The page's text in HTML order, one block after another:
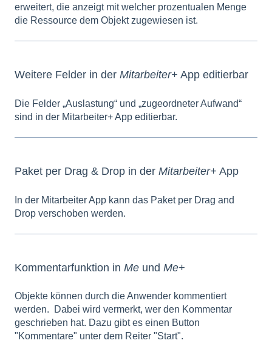
erweitert, die anzeigt mit welcher prozentualen Menge
die Ressource dem Objekt zugewiesen ist.
Weitere Felder in der Mitarbeiter+ App editierbar
Die Felder „Auslastung“ und „zugeordneter Aufwand“
sind in der Mitarbeiter+ App editierbar.
Paket per Drag & Drop in der Mitarbeiter+ App
In der Mitarbeiter App kann das Paket per Drag and
Drop verschoben werden.
Kommentarfunktion in Me und Me+
Objekte können durch die Anwender kommentiert
werden. Dabei wird vermerkt, wer den Kommentar
geschrieben hat. Dazu gibt es einen Button
"Kommentare" unter dem Reiter "Start".